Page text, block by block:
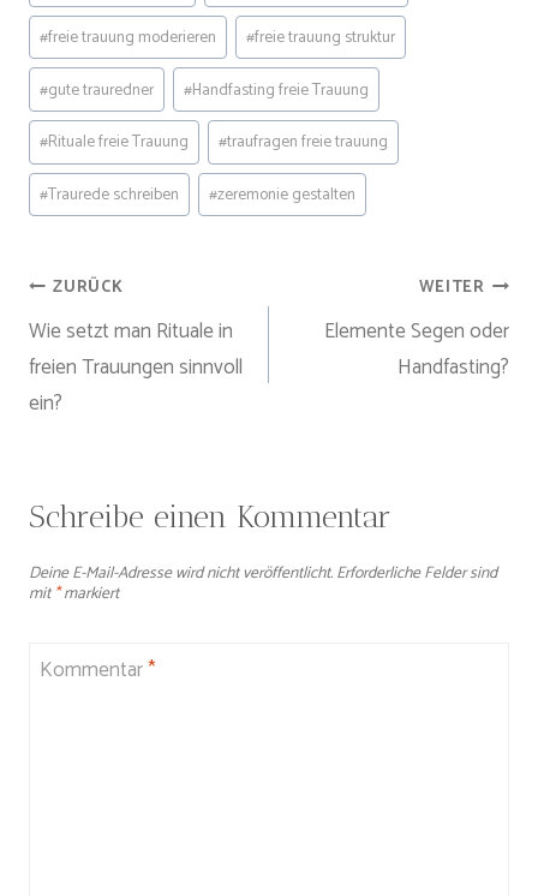
#freie trauung moderieren #freie trauung struktur
#gute trauredner #Handfasting freie Trauung
#Rituale freie Trauung #traufragen freie trauung
#Traurede schreiben #zeremonie gestalten
Beitragsnavigation
ZURÜCK
Wie setzt man Rituale in
freien Trauungen sinnvoll
ein?
WEITER
Elemente Segen oder
Handfasting?
Schreibe einen Kommentar
Deine E-Mail-Adresse wird nicht veröffentlicht.Erforderliche Felder sind
mit*markiert
Kommentar*